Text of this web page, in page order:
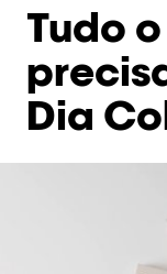
Tudo
Dia